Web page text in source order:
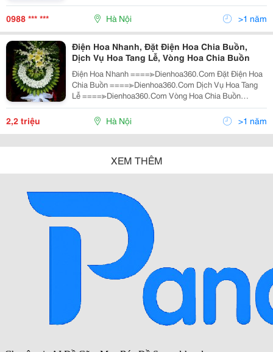
Với Một Ai Đó. Và Người Được Nhận Hoa Cũng Vô
Cùng May Mắn Và Hạnh Phúc. Dienhoa360.Com Xin
Gửi Đến C
0988 *** *** Hà Nội >1 năm
Điện Hoa Nhanh, Đặt Điện Hoa Chia Buồn,
Dịch Vụ Hoa Tang Lễ, Vòng Hoa Chia Buồn
Điện Hoa Nhanh ====≫Dienhoa360.Com Đặt Điện Hoa
Chia Buồn ====≫Dienhoa360.Com Dịch Vụ Hoa Tang
Lễ ====≫Dienhoa360.Com Vòng Hoa Chia Buồn
====≫Dienhoa360.Com Liên Hệ Đặt Hàng Hotline: 0988
2,2 triệu Hà Nội >1 năm
XEM THÊM